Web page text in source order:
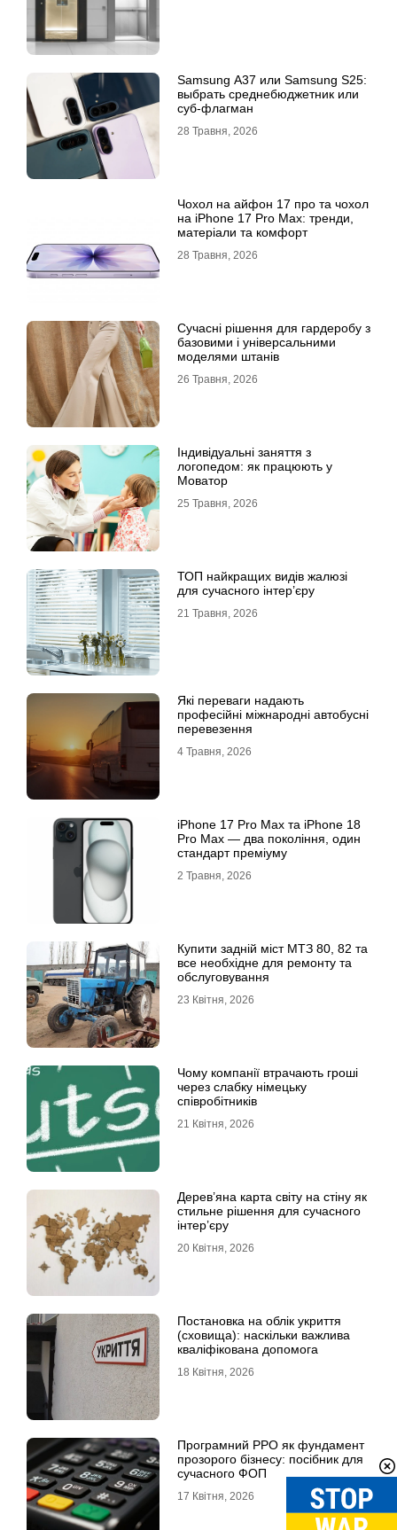
Samsung A37 или Samsung S25:
выбрать среднебюджетник или
суб-флагман
28 Травня, 2026
Чохол на айфон 17 про та чохол
на iPhone 17 Pro Max: тренди,
матеріали та комфорт
28 Травня, 2026
Сучасні рішення для гардеробу з
базовими і універсальними
моделями штанів
26 Травня, 2026
Індивідуальні заняття з
логопедом: як працюють у
Моватор
25 Травня, 2026
ТОП найкращих видів жалюзі
для сучасного інтер’єру
21 Травня, 2026
Які переваги надають
професійні міжнародні автобусні
перевезення
4 Травня, 2026
iРhone 17 Рro Мax та iРhone 18
Рro Мax — два покоління, один
стандарт преміуму
2 Травня, 2026
Купити задній міст МТЗ 80, 82 та
все необхідне для ремонту та
обслуговування
23 Квітня, 2026
Чому компанії втрачають гроші
через слабку німецьку
співробітників
21 Квітня, 2026
Дерев’яна карта світу на стіну як
стильне рішення для сучасного
інтер’єру
20 Квітня, 2026
Постановка на облік укриття
(сховища): наскільки важлива
кваліфікована допомога
18 Квітня, 2026
Програмний РРО як фундамент
прозорого бізнесу: посібник для
сучасного ФОП
17 Квітня, 2026